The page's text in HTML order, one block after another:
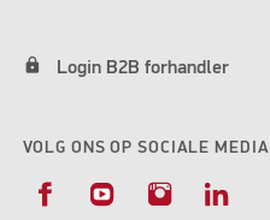
lock Login B2B forhandler
VOLG ONS OP SOCIALE MEDIA